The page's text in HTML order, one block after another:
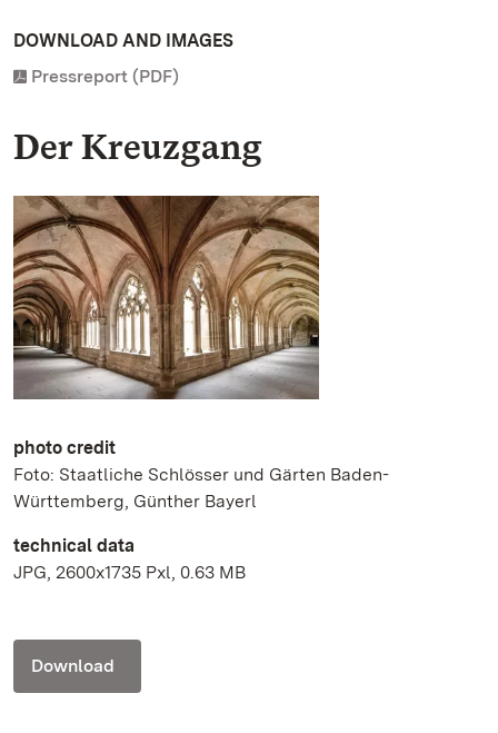
DOWNLOAD AND IMAGES
Pressreport (PDF)
Der Kreuzgang
photo credit
Foto: Staatliche Schlösser und Gärten Baden-
Württemberg, Günther Bayerl
technical data
JPG, 2600x1735 Pxl, 0.63 MB
Download